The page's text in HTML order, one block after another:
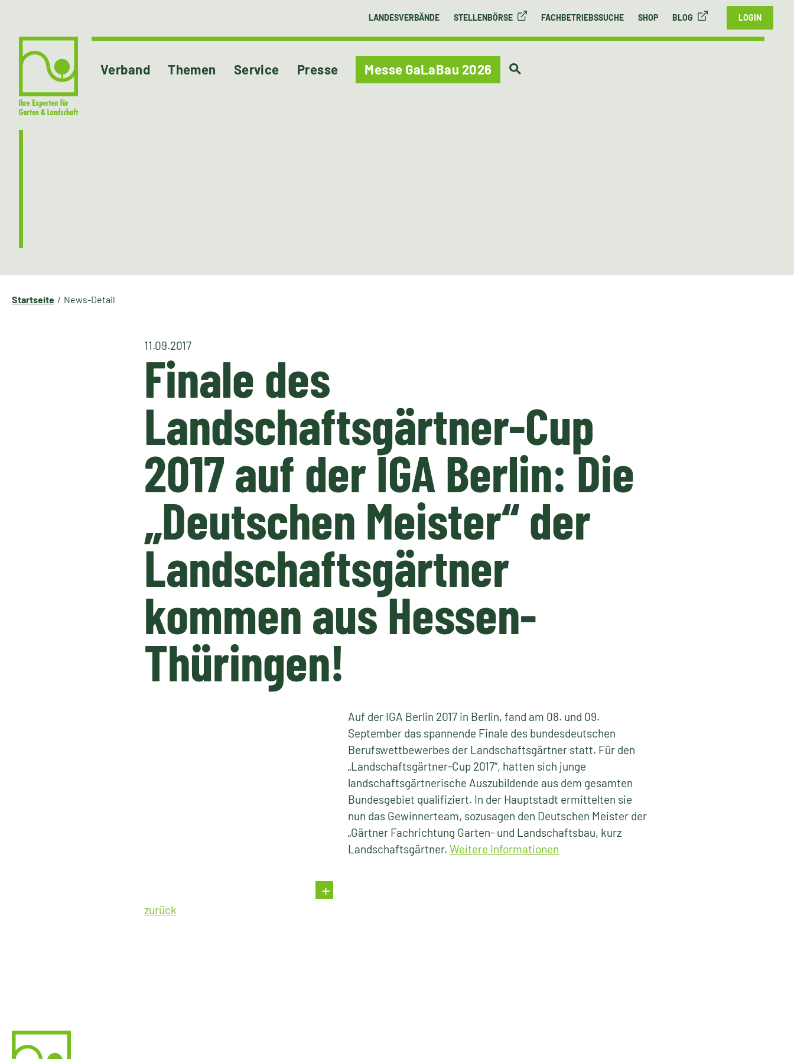
LANDESVERBÄNDE STELLENBÖRSE FACHBETRIEBSSUCHE SHOP BLOG LOGIN
Verband Themen Service Presse Messe GaLaBau 2026
Startseite News-Detail
11.09.2017
Finale des
Landschaftsgärtner-Cup
2017 auf der IGA Berlin: Die
„Deutschen Meister“ der
Landschaftsgärtner
kommen aus Hessen-
Thüringen!
Auf der IGA Berlin 2017 in Berlin, fand am 08. und 09.
September das spannende Finale des bundesdeutschen
Berufswettbewerbes der Landschaftsgärtner statt. Für den
„Landschaftsgärtner-Cup 2017“, hatten sich junge
landschaftsgärtnerische Auszubildende aus dem gesamten
Bundesgebiet qualifiziert. In der Hauptstadt ermittelten sie
nun das Gewinnerteam, sozusagen den Deutschen Meister der
„Gärtner Fachrichtung Garten- und Landschaftsbau, kurz
Landschaftsgärtner. Weitere Informationen
zurück